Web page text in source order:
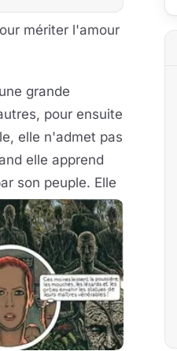
mériter l'amour
grande
pour ensuite
elle n'admet pas
elle apprend
son peuple. Elle